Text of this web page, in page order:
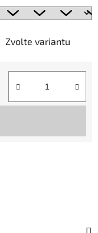
Zvolte variantu